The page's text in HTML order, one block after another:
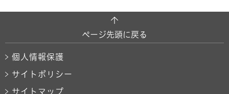
ページ先頭に戻る
個人情報保護
サイトポリシー
サイトマップ